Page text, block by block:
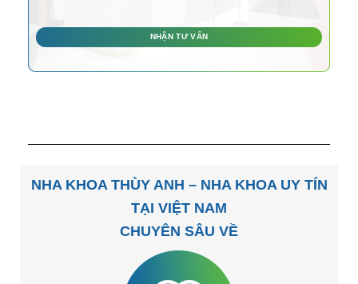
NHA KHOA THÙY ANH – NHA KHOA UY TÍN
TẠI VIỆT NAM
CHUYÊN SÂU VỀ